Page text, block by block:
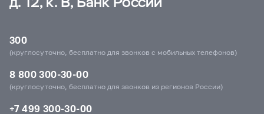
300
(круглосуточно, бесплатно для звонков с мобильных телефонов)
8 800 300-30-00
(круглосуточно, бесплатно для звонков из регионов России)
+7 499 300-30-00